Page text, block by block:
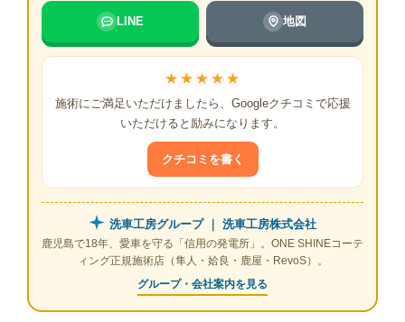
LINE 地図
★★★★★
施術にご満足いただけましたら、Googleクチコミで応援
いただけると励みになります。
クチコミを書く
洗車工房グループ ｜ 洗車工房株式会社
鹿児島で18年、愛車を守る「信用の発電所」。ONE SHINEコーテ
ィング正規施術店（隼人・姶良・鹿屋・RevoS）。
グループ・会社案内を見る